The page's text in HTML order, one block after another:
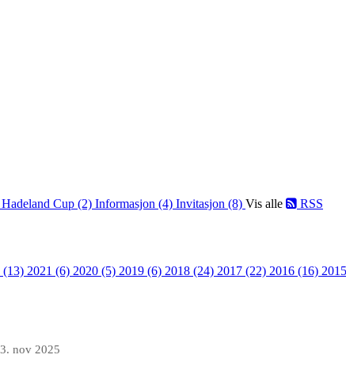
Cup (2) Informasjon (4) Invitasjon (8) Vis alle RSS
(13) 2021 (6) 2020 (5) 2019 (6) 2018 (24) 2017 (22) 2016 (16)
3. nov 2025